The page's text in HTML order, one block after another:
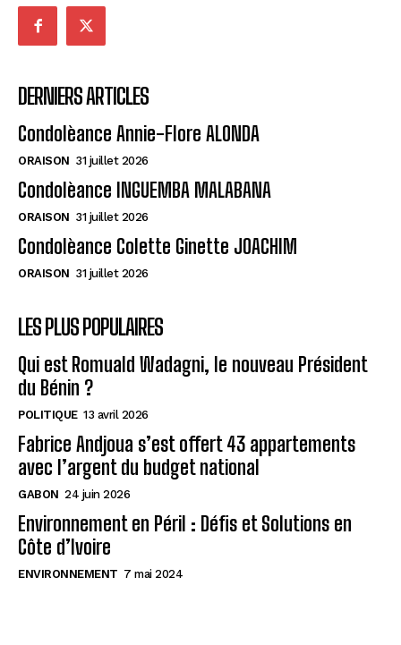
DERNIERS ARTICLES
Condolèance Annie-Flore ALONDA
ORAISON 31 juillet 2026
Condolèance INGUEMBA MALABANA
ORAISON 31 juillet 2026
Condolèance Colette Ginette JOACHIM
ORAISON 31 juillet 2026
LES PLUS POPULAIRES
Qui est Romuald Wadagni, le nouveau Président
du Bénin ?
POLITIQUE 13 avril 2026
Fabrice Andjoua s’est offert 43 appartements
avec l’argent du budget national
GABON 24 juin 2026
Environnement en Péril : Défis et Solutions en
Côte d’Ivoire
ENVIRONNEMENT 7 mai 2024